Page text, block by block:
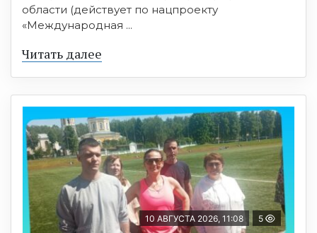
области (действует по нацпроекту
«Международная ...
Читать далее
10 АВГУСТА 2026, 11:08 5